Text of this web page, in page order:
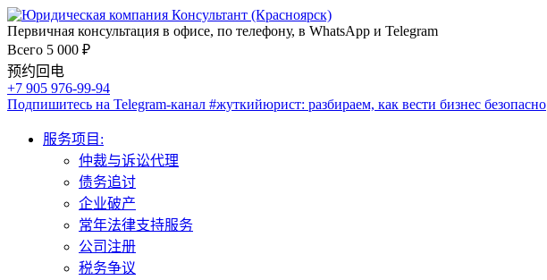
Первичная консультация в офисе, по телефону, в WhatsApp и Telegram
Всего 5 000 ₽
预约回电
+7 905 976-99-94
Подпишитесь на Telegram-канал #жуткийюрист: разбираем, как вести бизнес безопасно
服务项目:
仲裁与诉讼代理
债务追讨
企业破产
常年法律支持服务
公司注册
税务争议